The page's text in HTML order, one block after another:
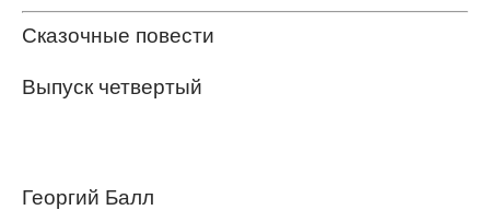
Сказочные повести
Выпуск четвертый
Георгий Балл